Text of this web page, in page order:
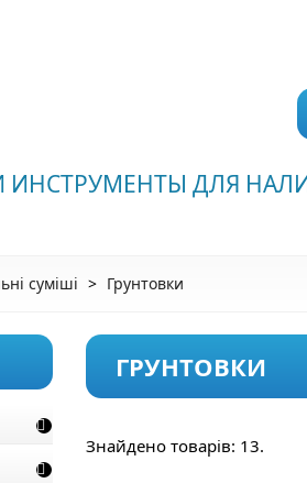
ИНСТРУМЕНТЫ ДЛЯ
суміші Грунтовки


ГРУНТОВКИ
Знайдено товарів: 13.